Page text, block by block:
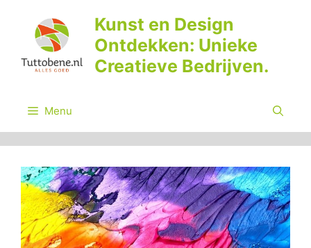
inhoud
Kunst en Design
Ontdekken: Unieke
Creatieve Bedrijven.
Menu